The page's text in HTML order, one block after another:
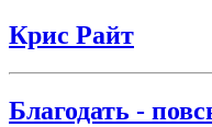
Крис Райт
Благодать -